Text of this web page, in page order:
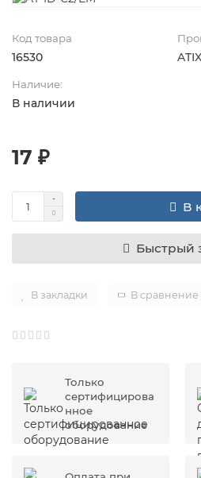
Код товара
16530 ATIX
Наличие:
В наличии
17 ₽
В
Быстрый
В закладки В сравнение
Только
сертифицирова
нное
оборудование